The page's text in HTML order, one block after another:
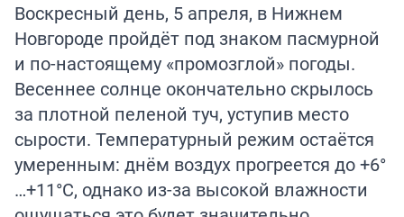
Воскресный день, 5 апреля, в Нижнем
Новгороде пройдёт под знаком пасмурной
и по-настоящему «промозглой» погоды.
Весеннее солнце окончательно скрылось
за плотной пеленой туч, уступив место
сырости. Температурный режим остаётся
умеренным: днём воздух прогреется до +6°
…+11°C, однако из-за высокой влажности